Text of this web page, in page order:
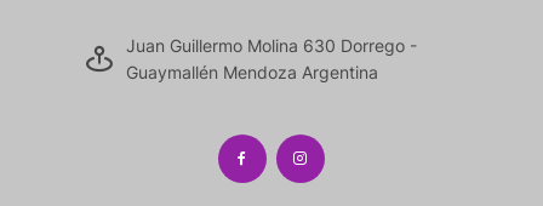
Juan Guillermo Molina 630 Dorrego -
Guaymallén Mendoza Argentina